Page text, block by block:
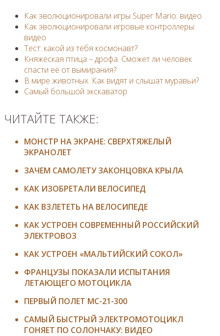
Как эволюционировали игры Super Mario: видео
Как эволюционировали игровые контроллеры:
видео
Тест: какой из тебя космонавт?
Княжеская птица – дрофа. Сможет ли человек
спасти её от вымирания?
В мире животных. Как видят и слышат муравьи?
Самый большой экскаватор
ЧИТАЙТЕ ТАКЖЕ:
МОНСТР НА ЭКРАНЕ: СВЕРХТЯЖЕЛЫЙ
ЭКРАНОЛЕТ
ЗАЧЕМ САМОЛЕТУ ЗАКОНЦОВКА КРЫЛА
КАК ИЗОБРЕТАЛИ ВЕЛОСИПЕД
КАК ВЗЛЕТЕТЬ НА ВЕЛОСИПЕДЕ
КАК УСТРОЕН СОВРЕМЕННЫЙ РОССИЙСКИЙ
ЭЛЕКТРОВОЗ
КАК УСТРОЕН «МАЛЬТИЙСКИЙ СОКОЛ»
ФРАНЦУЗЫ ПОКАЗАЛИ ИСПЫТАНИЯ
ЛЕТАЮЩЕГО МОТОЦИКЛА
ПЕРВЫЙ ПОЛЕТ МС-21-300
САМЫЙ БЫСТРЫЙ ЭЛЕКТРОМОТОЦИКЛ
ГОНЯЕТ ПО СОЛОНЧАКУ: ВИДЕО